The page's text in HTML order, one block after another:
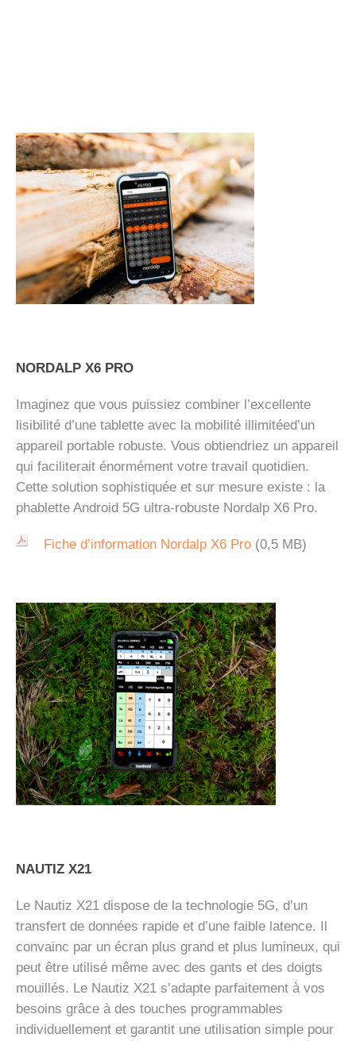
NORDALP X6 PRO
Imaginez que vous puissiez combiner l’excellente
lisibilité d’une tablette avec la mobilité illimitéed’un
appareil portable robuste. Vous obtiendriez un appareil
qui faciliterait énormément votre travail quotidien.
Cette solution sophistiquée et sur mesure existe : la
phablette Android 5G ultra-robuste Nordalp X6 Pro.
Fiche d’information Nordalp X6 Pro (0,5 MB)
NAUTIZ X21
Le Nautiz X21 dispose de la technologie 5G, d’un
transfert de données rapide et d’une faible latence. Il
convainc par un écran plus grand et plus lumineux, qui
peut être utilisé même avec des gants et des doigts
mouillés. Le Nautiz X21 s’adapte parfaitement à vos
besoins grâce à des touches programmables
individuellement et garantit une utilisation simple pour